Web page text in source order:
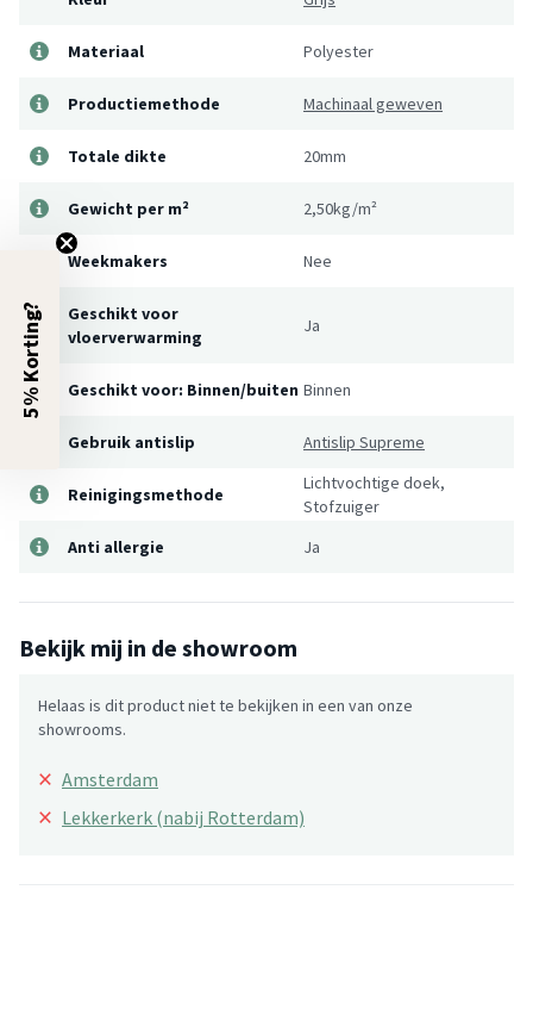
Materiaal Polyester
Productiemethode Machinaal geweven
Totale dikte 20mm
Gewicht per m² 2,50kg/m²
Weekmakers Nee
Geschikt voor
vloerverwarming
Ja
Geschikt voor: Binnen/buiten Binnen
Gebruik antislip Antislip Supreme
Reinigingsmethode
Lichtvochtige doek,
Stofzuiger
Anti allergie
Ja
Bekijk mij in de showroom
Helaas is dit product niet te bekijken in een van onze
showrooms.
× Amsterdam
× Lekkerkerk (nabij Rotterdam)
5% Korting?